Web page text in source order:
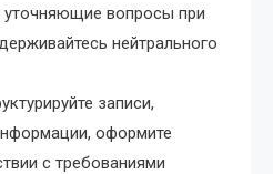
вопросы при
нейтрального
записи,
оформите
с требованиями